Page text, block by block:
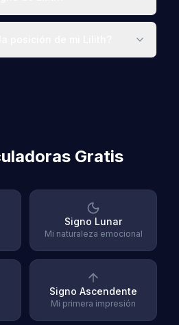
Gratis
Signo Lunar
Mi naturaleza emocional
Signo Ascendente
Mi primera impresión